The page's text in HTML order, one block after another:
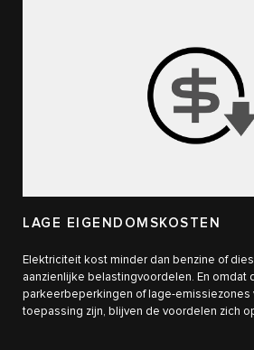
LAGE EIGENDOMSKOSTEN
Elektriciteit kost minder dan benzine of
aanzienlijke belastingvoordelen. En omdat
parkeerbeperkingen of lage-emissiezones
toepassing zijn, blijven de voordelen zich